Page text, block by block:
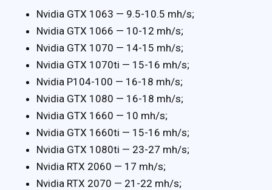
Nvidia GTX 1063 — 9.5-10.5 mh/s;
Nvidia GTX 1066 — 10-12 mh/s;
Nvidia GTX 1070 — 14-15 mh/s;
Nvidia GTX 1070ti — 15-16 mh/s;
Nvidia P104-100 — 16-18 mh/s;
Nvidia GTX 1080 — 16-18 mh/s;
Nvidia GTX 1660 — 10 mh/s;
Nvidia GTX 1660ti — 15-16 mh/s;
Nvidia GTX 1080ti — 23-27 mh/s;
Nvidia RTX 2060 — 17 mh/s;
Nvidia RTX 2070 — 21-22 mh/s;